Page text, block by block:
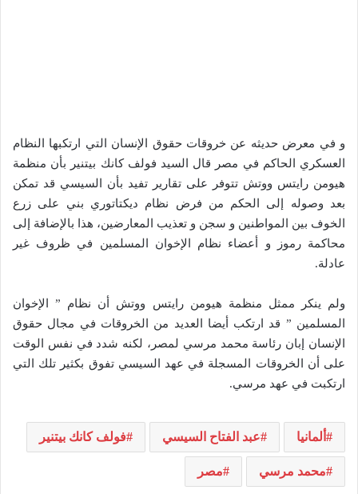
و في معرض حديثه عن خروقات حقوق الإنسان التي ارتكبها النظام
العسكري الحاكم في مصر قال السيد فولف كانك بيتنير بأن منظمة
هيومن رايتس ووتش تتوفر على تقارير تفيد بأن السيسي قد تمكن
بعد وصوله إلى الحكم من فرض نظام ديكتاتوري بني على زرع
الخوف بين المواطنين و سجن و تعذيب المعارضين، هذا بالإضافة إلى
محاكمة رموز و أعضاء نظام الإخوان المسلمين في ظروف غير
عادلة.
ولم ينكر ممثل منظمة هيومن رايتس ووتش أن نظام ” الإخوان
المسلمين ” قد ارتكب أيضا العديد من الخروقات في مجال حقوق
الإنسان إبان رئاسة محمد مرسي لمصر، لكنه شدد في نفس الوقت
على أن الخروقات المسجلة في عهد السيسي تفوق بكثير تلك التي
ارتكبت في عهد مرسي.
ألمانيا عبد الفتاح السيسي فولف كانك بيتنير
محمد مرسي مصر